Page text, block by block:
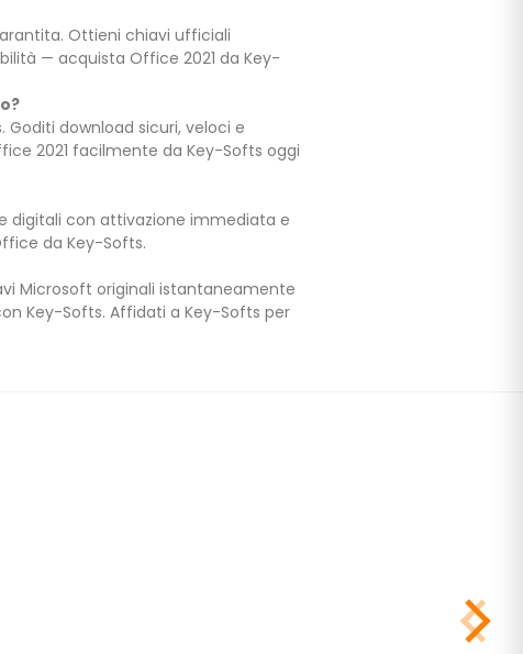
Ottieni chiavi ufficiali
— acquista Office 2021 da Key-
download sicuri, veloci e
2021 facilmente da Key-Softs oggi
digitali con attivazione immediata e
da Key-Softs.
Microsoft originali istantaneamente
Key-Softs. Affidati a Key-Softs per